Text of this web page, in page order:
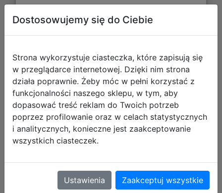
237,92 zł
Galeria zdjęć
Dostosowujemy się do Ciebie
Strona wykorzystuje ciasteczka, które zapisują się
w przeglądarce internetowej. Dzięki nim strona
działa poprawnie. Żeby móc w pełni korzystać z
funkcjonalności naszego sklepu, w tym, aby
dopasować treść reklam do Twoich potrzeb
poprzez profilowanie oraz w celach statystycznych
i analitycznych, konieczne jest zaakceptowanie
wszystkich ciasteczek.
Ustawienia Zaakceptuj wszystkie